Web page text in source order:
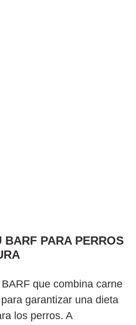
PARA PERROS
que combina carne
garantizar una dieta
los perros. A